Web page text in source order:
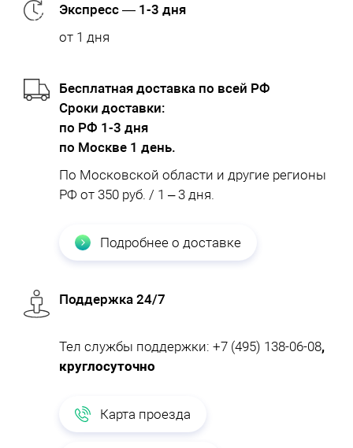
Экспресс — 1-3 дня
от 1 дня
Бесплатная доставка по всей РФ
Cроки доставки:
по РФ 1-3 дня
по Москве 1 день.
По Московской области и другие регионы
РФ от 350 руб. / 1 – 3 дня.
Подробнее о доставке
Поддержка 24/7
Тел службы поддержки: +7 (495) 138-06-08,
круглосуточно
Карта проезда